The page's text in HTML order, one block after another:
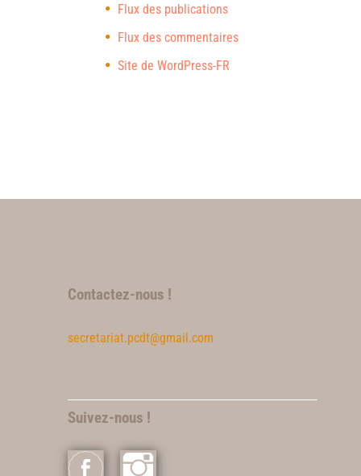
Flux des publications
Flux des commentaires
Site de WordPress-FR
Contactez-nous !
secretariat.pcdt@gmail.com
Suivez-nous !